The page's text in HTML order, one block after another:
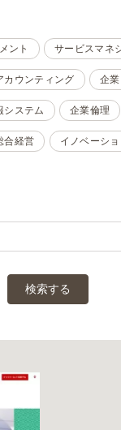
ント サービスマネ
カウンティング 企
システム 企業倫理
合経営 イノベーシ
検索する